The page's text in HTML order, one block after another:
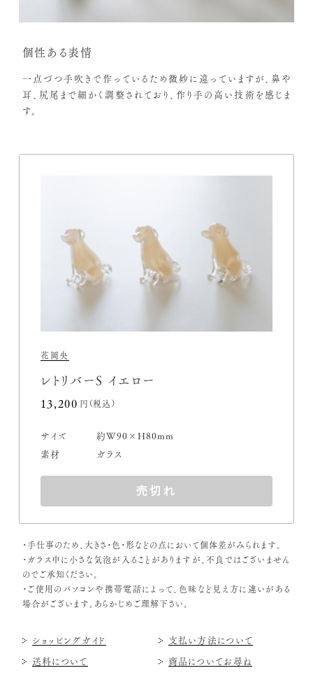
個性ある表情
一点づつ手吹きで作っているため微妙に違っていますが、鼻や
耳、尻尾まで細かく調整されており、作り手の高い技術を感じま
す。
花岡央
レトリバーS イエロー
13,200円(税込)
サイズ
約W90×H80mm
素材
ガラス
売切れ
・手仕事のため、大きさ・色・形などの点において個体差がみられます。
・ガラス中に小さな気泡が入ることがありますが、不良ではございません
のでご承知ください。
・ご使用のパソコンや携帯電話によって、色味など見え方に違いがある
場合がございます。あらかじめご理解下さい。
ショッピングガイド
支払い方法について
送料について
商品についてお尋ね